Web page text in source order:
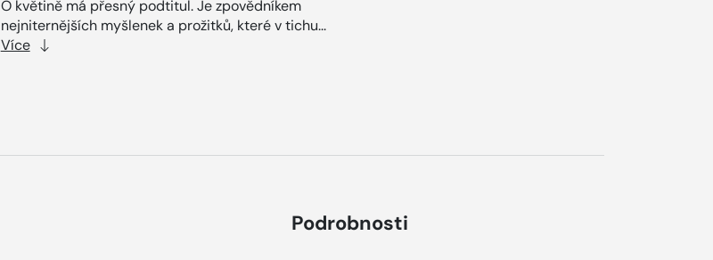
O květině má přesný podtitul. Je zpovědníkem
nejniternějších myšlenek a prožitků, které v tichu...
Více
Podrobnosti